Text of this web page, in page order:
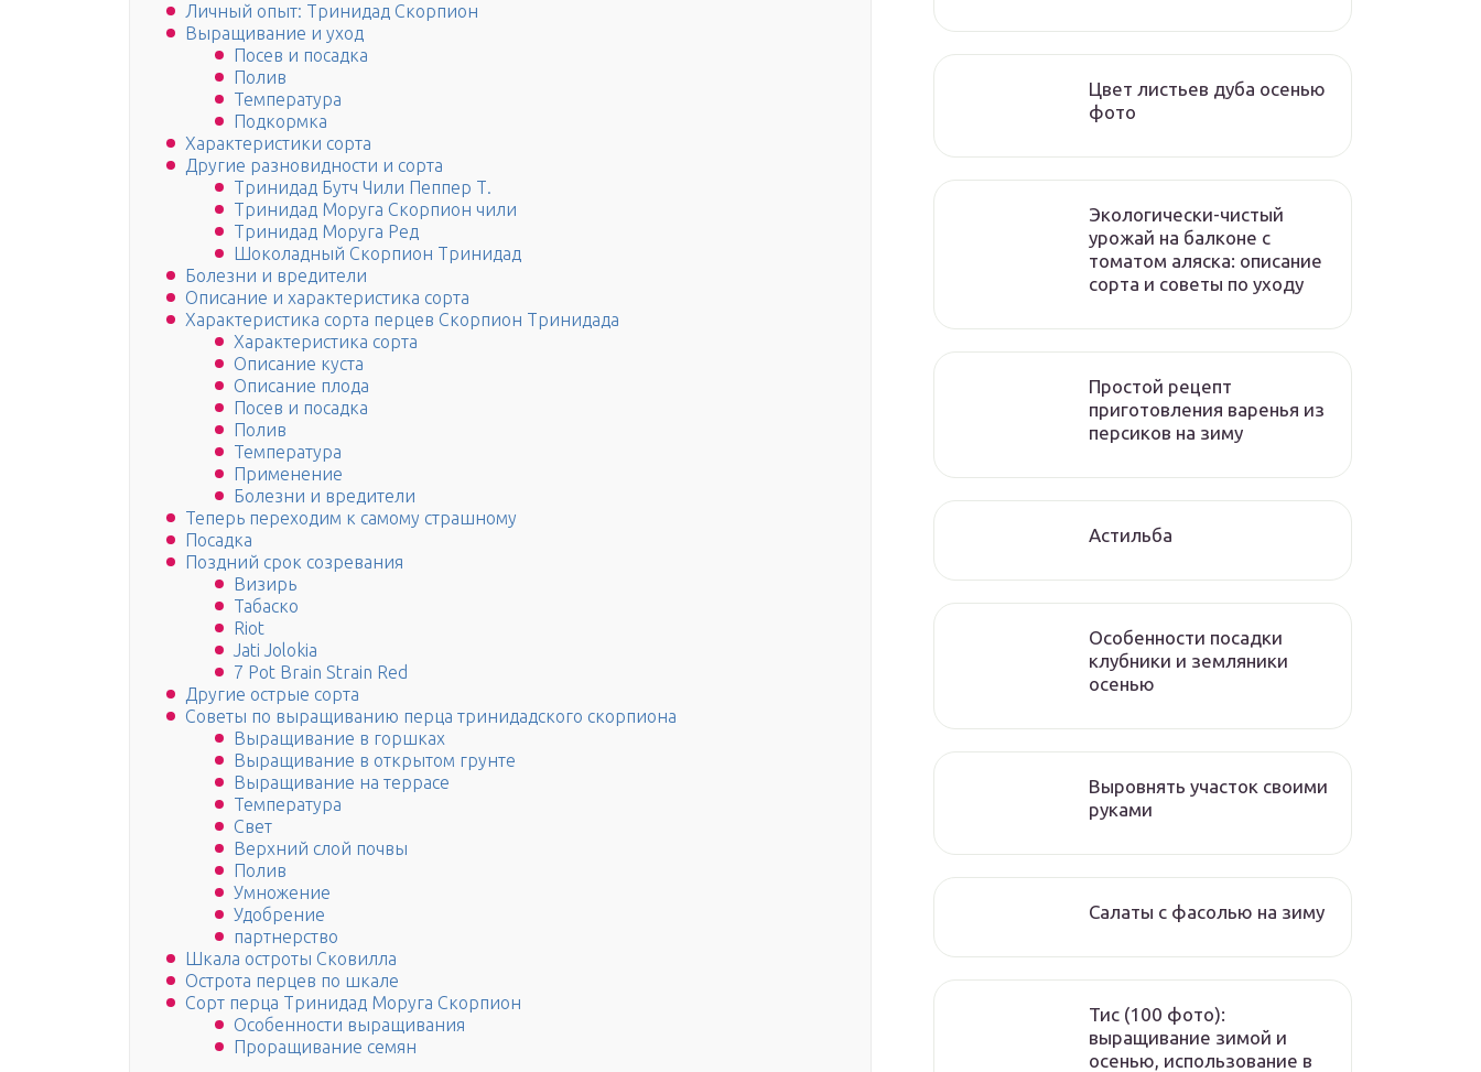
Личный опыт: Тринидад Скорпион
Выращивание и уход
Посев и посадка
Полив
Температура
Подкормка
Характеристики сорта
Другие разновидности и сорта
Тринидад Бутч Чили Пеппер Т.
Тринидад Моруга Скорпион чили
Тринидад Моруга Ред
Шоколадный Скорпион Тринидад
Болезни и вредители
Описание и характеристика сорта
Характеристика сорта перцев Скорпион Тринидада
Характеристика сорта
Описание куста
Описание плода
Посев и посадка
Полив
Температура
Применение
Болезни и вредители
Теперь переходим к самому страшному
Посадка
Поздний срок созревания
Визирь
Табаско
Riot
Jati Jolokia
7 Pot Brain Strain Red
Другие острые сорта
Советы по выращиванию перца тринидадского скорпиона
Выращивание в горшках
Выращивание в открытом грунте
Выращивание на террасе
Температура
Свет
Верхний слой почвы
Полив
Умножение
Удобрение
партнерство
Шкала остроты Сковилла
Острота перцев по шкале
Сорт перца Тринидад Моруга Скорпион
Особенности выращивания
Проращивание семян
Цвет листьев дуба осенью
фото
Экологически-чистый
урожай на балконе с
томатом аляска: описание
сорта и советы по уходу
Простой рецепт
приготовления варенья из
персиков на зиму
Астильба
Особенности посадки
клубники и земляники
осенью
Выровнять участок своими
руками
Салаты с фасолью на зиму
Тис (100 фото):
выращивание зимой и
осенью, использование в